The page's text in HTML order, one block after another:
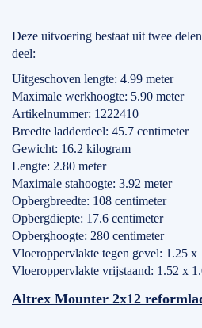
Deze uitvoering bestaat uit twee
deel:
Uitgeschoven lengte: 4.99 meter
Maximale werkhoogte: 5.90 meter
Artikelnummer: 1222410
Breedte ladderdeel: 45.7 centimeter
Gewicht: 16.2 kilogram
Lengte: 2.80 meter
Maximale stahoogte: 3.92 meter
Opbergbreedte: 108 centimeter
Opbergdiepte: 17.6 centimeter
Opberghoogte: 280 centimeter
Vloeroppervlakte tegen gevel: 1.25 x
Vloeroppervlakte vrijstaand: 1.52 x
Altrex Mounter 2x12